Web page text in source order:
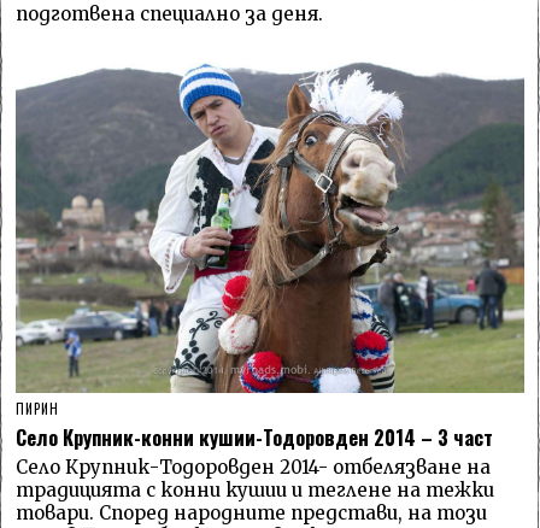
подготвена специално за деня.
ПИРИН
Село Крупник-конни кушии-Тодоровден 2014 – 3 част
Село Крупник-Тодоровден 2014- отбелязване на
традицията с конни кушии и теглене на тежки
товари. Според народните представи, на този